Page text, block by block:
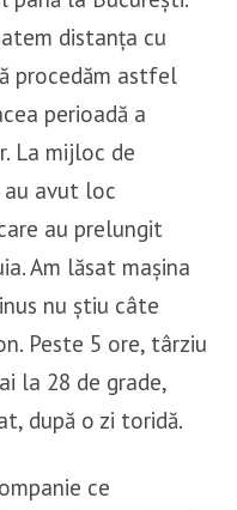
distanța cu
procedăm astfel
perioadă a
La mijloc de
avut loc
au prelungit
Am lăsat mașina
nu știu câte
Peste 5 ore, târziu
la 28 de grade,
după o zi toridă.
ce